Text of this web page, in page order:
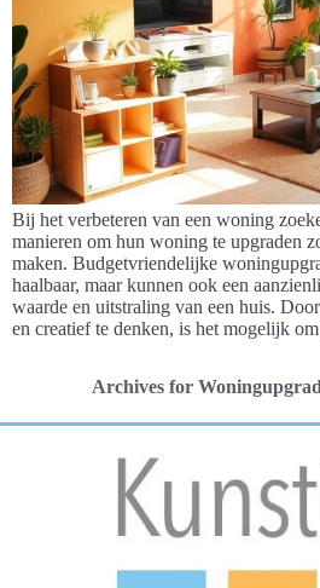
Bij het verbeteren van een woning
manieren om hun woning te upgraden
maken. Budgetvriendelijke
haalbaar, maar kunnen ook een
waarde en uitstraling van een huis.
en creatief te denken, is het mogelijk
Archives for